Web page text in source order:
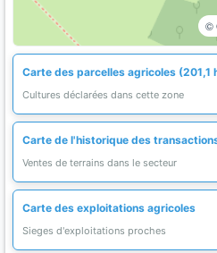
©
Carte des parcelles agricoles (201,1
Cultures déclarées dans cette zone
Carte de l'historique des
Ventes de terrains dans le secteur
Carte des exploitations agricoles
Sieges d'exploitations proches